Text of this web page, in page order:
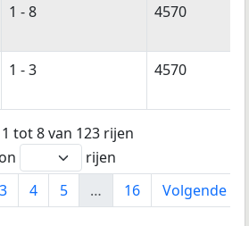
1 - 8 4570
1 - 3 4570
tot 8 van 123 rijen
rijen
3 4 5 … 16 Volgende